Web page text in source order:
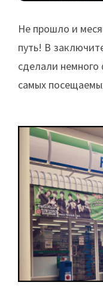
Не прошло и
путь! В
сделали
самых